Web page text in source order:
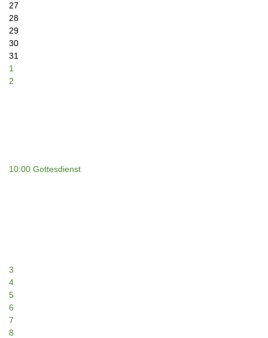
27
28
29
30
31
1
2
10:00 Gottesdienst
3
4
5
6
7
8